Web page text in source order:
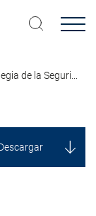
de la Seguri...